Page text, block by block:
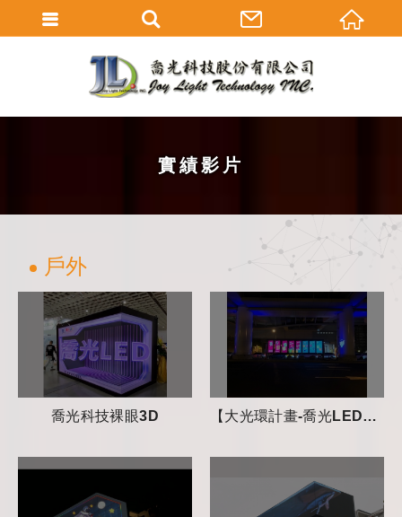
實績影片
戶外
喬光科技裸眼3D 【大光環計畫-喬光LED點亮台中✨】